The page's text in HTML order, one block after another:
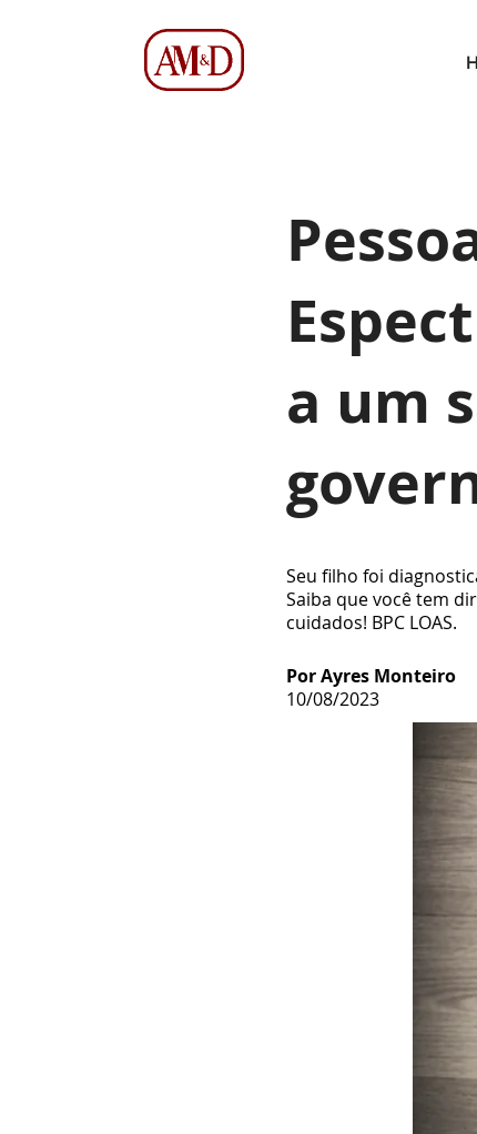
a um
Seu filho foi
Saiba que você tem
cuidados! BPC LOAS.
Por Ayres Monteiro
10/08/2023